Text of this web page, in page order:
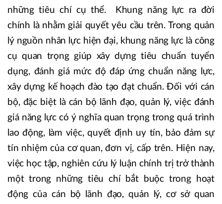
những tiêu chí cụ thể. Khung năng lực ra đời
chính là nhằm giải quyết yêu cầu trên. Trong quản
lý nguồn nhân lực hiện đại, khung năng lực là công
cụ quan trọng giúp xây dựng tiêu chuẩn tuyển
dụng, đánh giá mức độ đáp ứng chuẩn năng lực,
xây dựng kế hoạch đào tạo đạt chuẩn. Đối với cán
bộ, đặc biệt là cán bộ lãnh đạo, quản lý, việc đánh
giá năng lực có ý nghĩa quan trọng trong quá trình
lao động, làm việc, quyết định uy tín, bảo đảm sự
tín nhiệm của cơ quan, đơn vị, cấp trên. Hiện nay,
việc học tập, nghiên cứu lý luận chính trị trở thành
một trong những tiêu chí bắt buộc trong hoạt
động của cán bộ lãnh đạo, quản lý, cơ sở quan